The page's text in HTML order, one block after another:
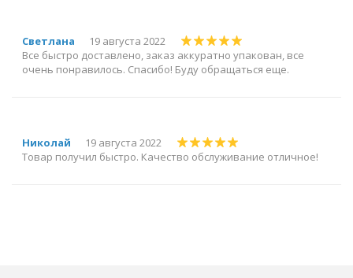
Светлана
19 августа 2022
Все быстро доставлено, заказ аккуратно упакован, все
очень понравилось. Спасибо! Буду обращаться еще.
Николай
19 августа 2022
Товар получил быстро. Качество обслуживание отличное!